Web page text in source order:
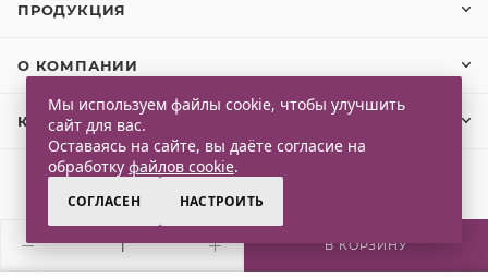
В КОРЗИНУ
ПРОДУКЦИЯ
О КОМПАНИИ
КЛИЕНТАМ
Мы используем файлы cookie, чтобы улучшить
сайт для вас.
Оставаясь на сайте, вы даёте согласие на
обработку файлов cookie.
СОГЛАСЕН НАСТРОИТЬ